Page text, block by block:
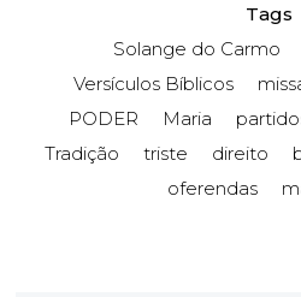
Tags
Solange do Carmo
Versículos Bíblicos
PODER
Maria
Tradição
triste direito
oferendas